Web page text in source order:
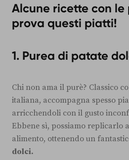
Alcune ricette con
prova questi piatti!
1. Purea di patate
Chi non ama il purè? Classico
italiana, accompagna spesso
arricchendoli con il gusto
Ebbene sì, possiamo replicarlo
alimento, ottenendo un
dolci.